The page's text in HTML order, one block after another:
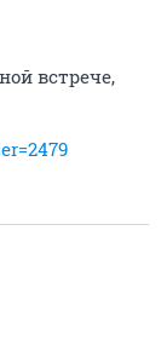
встрече,